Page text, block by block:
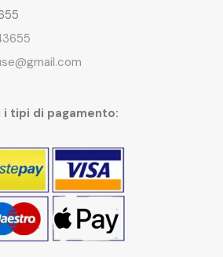
tipi di pagamento: